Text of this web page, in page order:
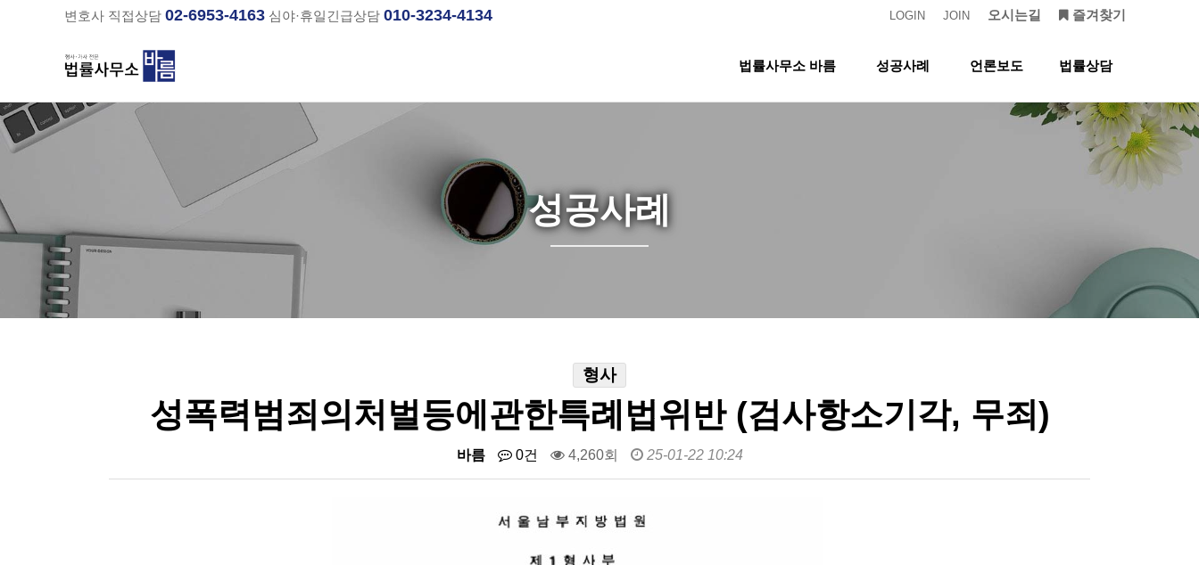
변호사 직접상담 02-6953-4163 심야·휴일긴급상담 010-3234-4134 즐겨찾기
오시는길
JOIN
LOGIN
법률사무소 바름 성공사례
하위분류
언론보도 법률상담
성공사례
형사
성폭력범죄의처벌등에관한특례법위반 (검사항소기각, 무죄)
바름 0건 4,260회 25-01-22 10:24